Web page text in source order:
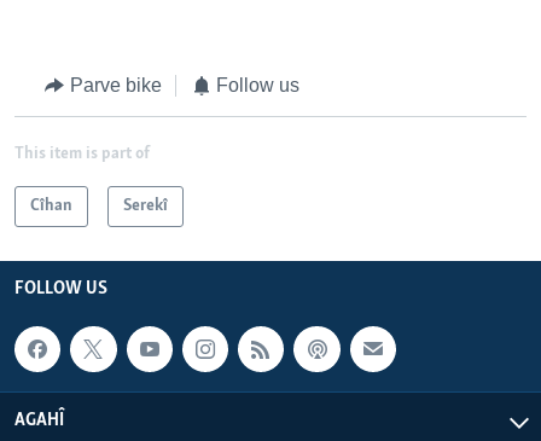
Parve bike Follow us
This item is part of
Cîhan Serekî
FOLLOW US
AGAHÎ